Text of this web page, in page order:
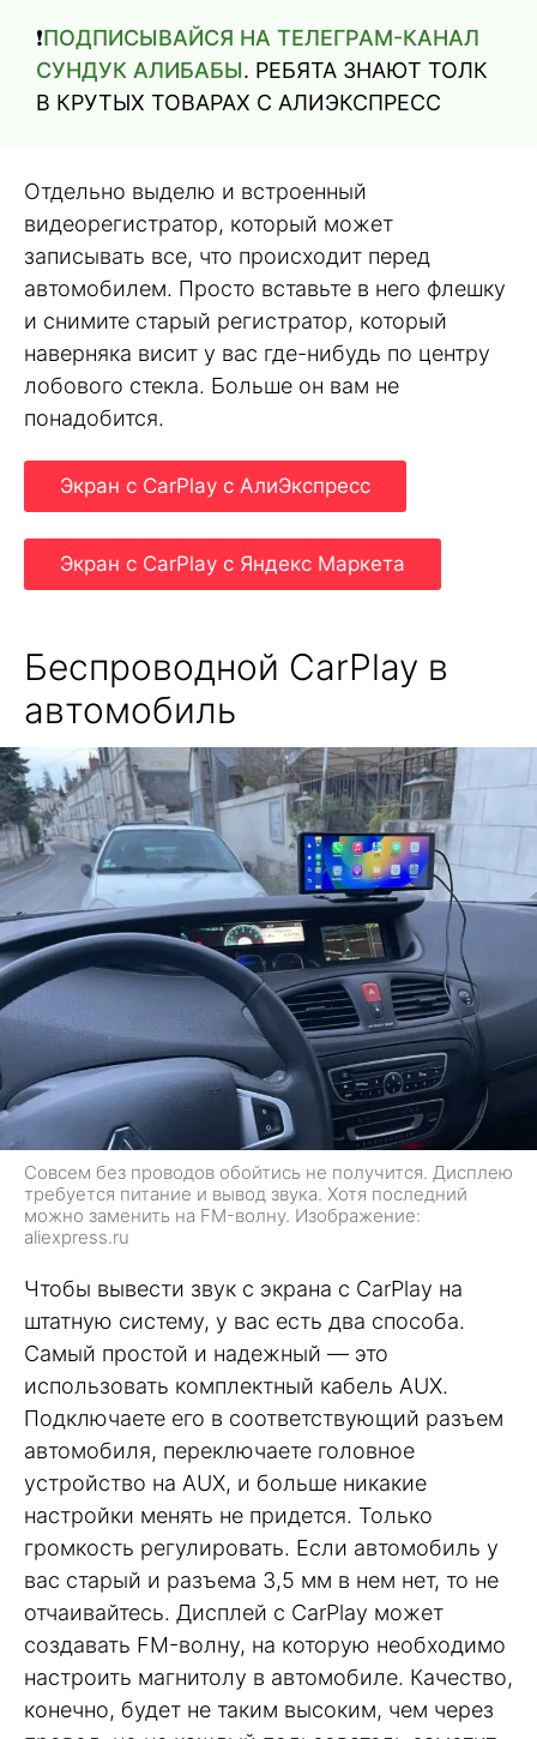
❗️ПОДПИСЫВАЙСЯ НА ТЕЛЕГРАМ-КАНАЛ
СУНДУК АЛИБАБЫ. РЕБЯТА ЗНАЮТ ТОЛК
В КРУТЫХ ТОВАРАХ С АЛИЭКСПРЕСC
Отдельно выделю и встроенный
видеорегистратор, который может
записывать все, что происходит перед
автомобилем. Просто вставьте в него флешку
и снимите старый регистратор, который
наверняка висит у вас где-нибудь по центру
лобового стекла. Больше он вам не
понадобится.
Экран с CarPlay с АлиЭкспресс
Экран с CarPlay с Яндекс Маркета
Беспроводной CarPlay в
автомобиль
Совсем без проводов обойтись не получится. Дисплею
требуется питание и вывод звука. Хотя последний
можно заменить на FM-волну. Изображение:
aliexpress.ru
Чтобы вывести звук с экрана с CarPlay на
штатную систему, у вас есть два способа.
Самый простой и надежный — это
использовать комплектный кабель AUX.
Подключаете его в соответствующий разъем
автомобиля, переключаете головное
устройство на AUX, и больше никакие
настройки менять не придется. Только
громкость регулировать. Если автомобиль у
вас старый и разъема 3,5 мм в нем нет, то не
отчаивайтесь. Дисплей с CarPlay может
создавать FM-волну, на которую необходимо
настроить магнитолу в автомобиле. Качество,
конечно, будет не таким высоким, чем через